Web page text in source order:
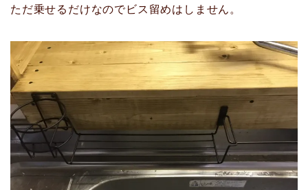
ただ乗せるだけなのでビス留めはしません。